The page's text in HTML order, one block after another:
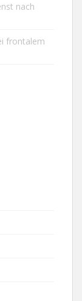
nach
frontalem